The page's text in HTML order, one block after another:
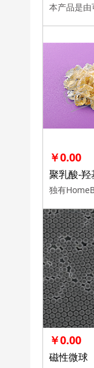
￥0.00
￥0.00
磁性微球